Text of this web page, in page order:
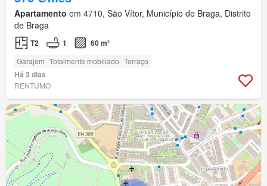
Apartamento em 4710, São Vítor, Município de Braga, Distrito
de Braga
T2 1 60 m²
Garajem Totalmente mobiliado Terraço
Há 3 dias
RENTUMO